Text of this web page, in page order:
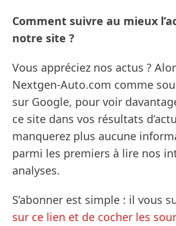
Comment suivre au mieux
notre site ?
Vous appréciez nos actus ?
Nextgen-Auto.com comme
sur Google, pour voir
ce site dans vos résultats
manquerez plus aucune
parmi les premiers à lire nos
analyses.
S’abonner est simple : il vous
sur ce lien et de cocher les